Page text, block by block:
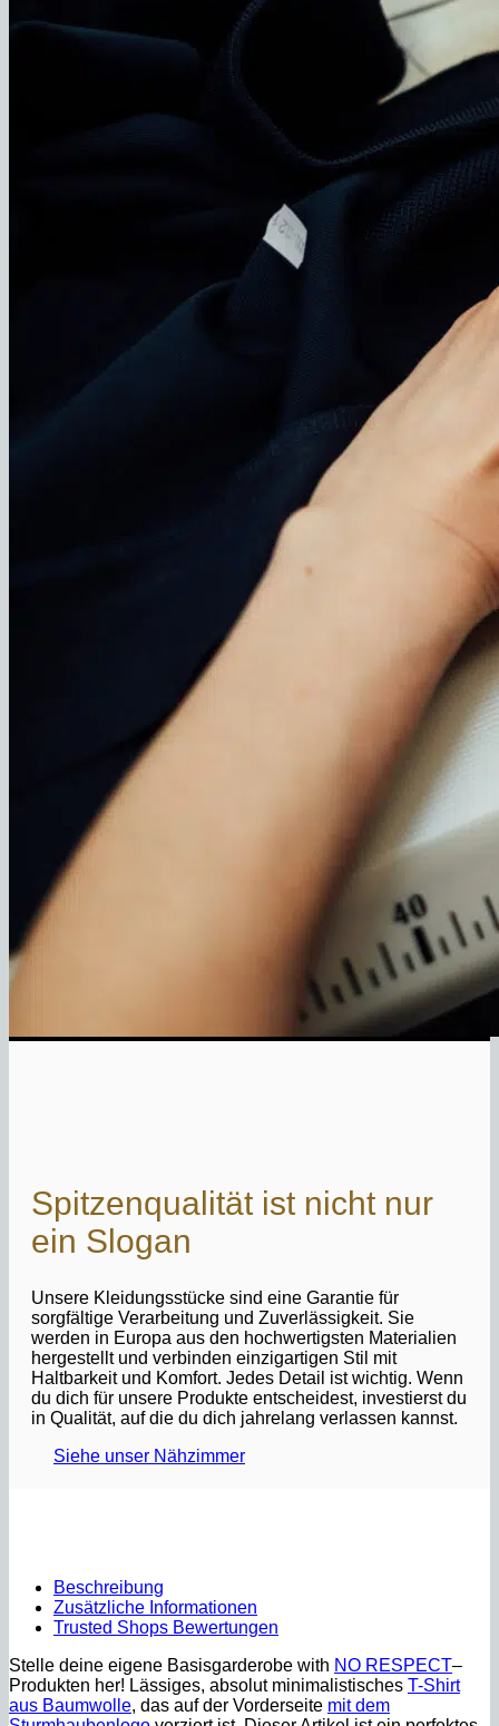
Spitzenqualität ist nicht nur
ein Slogan
Unsere Kleidungsstücke sind eine Garantie für
sorgfältige Verarbeitung und Zuverlässigkeit. Sie
werden in Europa aus den hochwertigsten Materialien
hergestellt und verbinden einzigartigen Stil mit
Haltbarkeit und Komfort. Jedes Detail ist wichtig. Wenn
du dich für unsere Produkte entscheidest, investierst du
in Qualität, auf die du dich jahrelang verlassen kannst.
Siehe unser Nähzimmer
Beschreibung
Zusätzliche Informationen
Trusted Shops Bewertungen
Stelle deine eigene Basisgarderobe with NO RESPECT–
Produkten her! Lässiges, absolut minimalistisches T-Shirt
aus Baumwolle, das auf der Vorderseite mit dem